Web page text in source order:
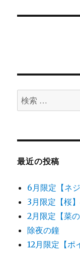
検
索
象:
最近の投稿
6月限定【ネ
3月限定【桜
2月限定【菜
除夜の鐘
12月限定【ポ